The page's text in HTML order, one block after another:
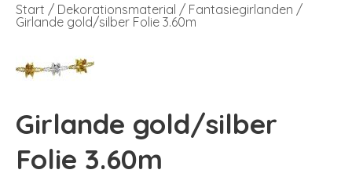
Start / Dekorationsmaterial / Fantasiegirlanden /
Girlande gold/silber Folie 3.60m
Girlande gold/silber
Folie 3.60m